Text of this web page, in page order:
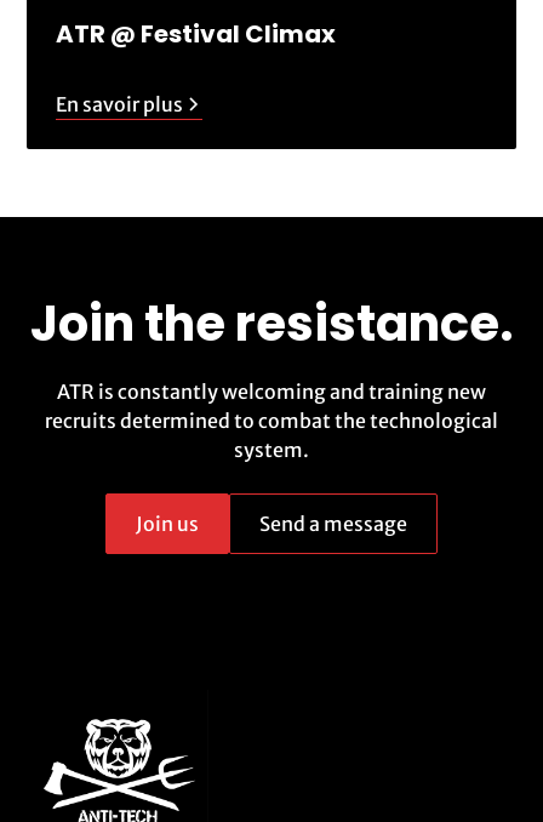
ATR @ Festival Climax
En savoir plus
Join the resistance.
ATR is constantly welcoming and training new
recruits determined to combat the technological
system.
Join us Send a message